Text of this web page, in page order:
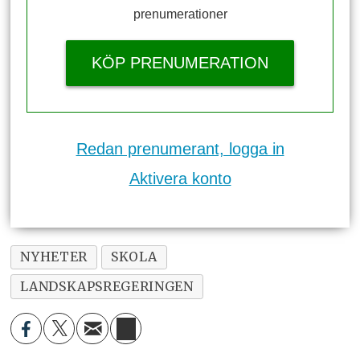
prenumerationer
KÖP PRENUMERATION
Redan prenumerant, logga in
Aktivera konto
NYHETER
SKOLA
LANDSKAPSREGERINGEN